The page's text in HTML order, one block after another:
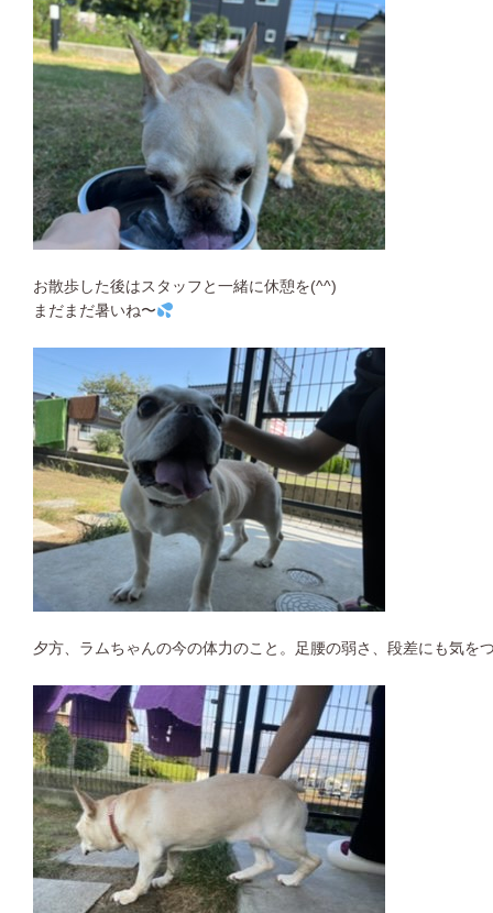
お散歩した後はスタッフと一緒に休憩を(^^)
まだまだ暑いね〜
夕方、ラムちゃんの今の体力のこと。足腰の弱さ、段差にも気を